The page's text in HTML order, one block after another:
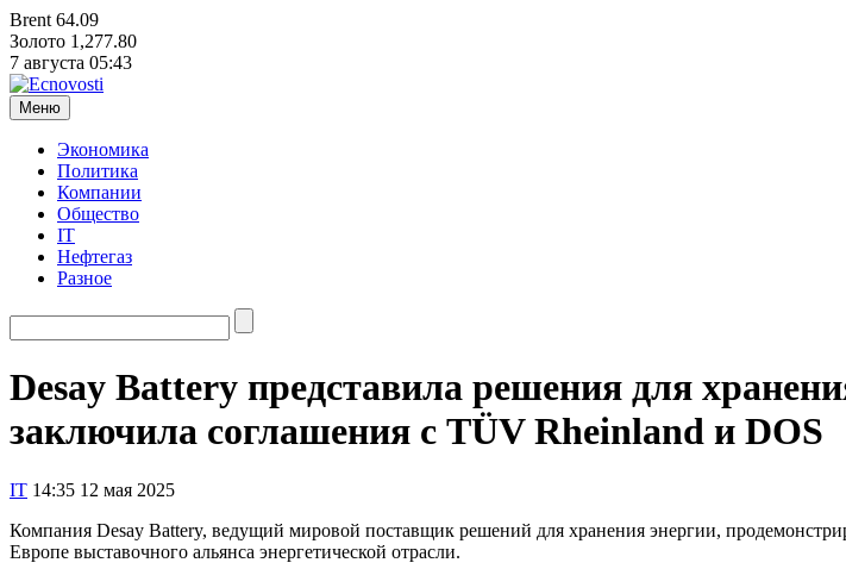
Brent 64.09
Золото 1,277.80
7 августа 05:43
Меню
Экономика
Политика
Компании
Общество
IT
Нефтегаз
Разное
Desay Battery представила решения для
заключила соглашения с TÜV Rheinland и DOS
IT 14:35 12 мая 2025
Компания Desay Battery, ведущий мировой поставщик решений для хранения энергии,
Европе выставочного альянса энергетической отрасли.